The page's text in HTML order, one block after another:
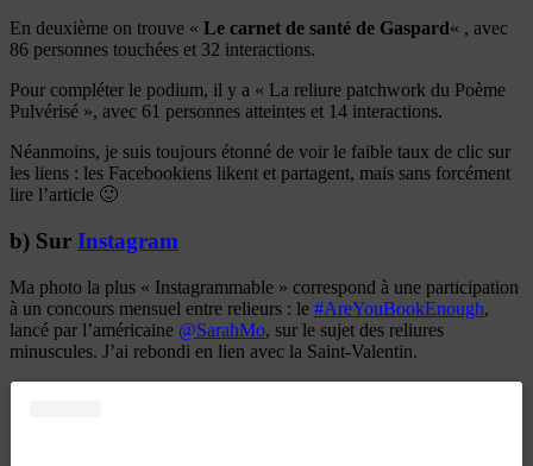
En deuxième on trouve « Le carnet de santé de Gaspard« , avec
86 personnes touchées et 32 interactions.
Pour compléter le podium, il y a « La reliure patchwork du Poème
Pulvérisé », avec 61 personnes atteintes et 14 interactions.
Néanmoins, je suis toujours étonné de voir le faible taux de clic sur
les liens : les Facebookiens likent et partagent, mais sans forcément
lire l’article 🙂
b) Sur Instagram
Ma photo la plus « Instagrammable » correspond à une participation
à un concours mensuel entre relieurs : le #AreYouBookEnough,
lancé par l’américaine @SarahMo, sur le sujet des reliures
minuscules. J’ai rebondi en lien avec la Saint-Valentin.